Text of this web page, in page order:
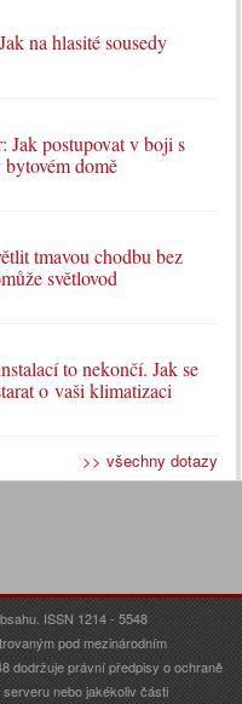
na hlasité sousedy
Jak postupovat v boji s
domě
tmavou chodbu bez
světlovod
to nekončí. Jak se
o vaši klimatizaci
>> všechny dotazy
ISSN 1214 - 5548
pod mezinárodním
dodržuje právní předpisy o ochraně
nebo jakékoliv části